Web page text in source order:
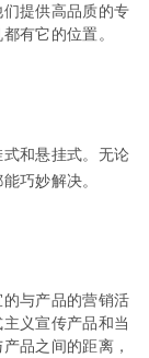
提供高品质的专
有它的位置。
和悬挂式。无论
巧妙解决。
与产品的营销活
义宣传产品和当
品之间的距离，